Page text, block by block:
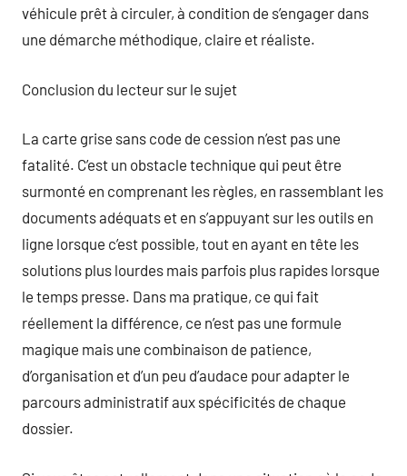
véhicule prêt à circuler, à condition de s’engager dans
une démarche méthodique, claire et réaliste.
Conclusion du lecteur sur le sujet
La carte grise sans code de cession n’est pas une
fatalité. C’est un obstacle technique qui peut être
surmonté en comprenant les règles, en rassemblant les
documents adéquats et en s’appuyant sur les outils en
ligne lorsque c’est possible, tout en ayant en tête les
solutions plus lourdes mais parfois plus rapides lorsque
le temps presse. Dans ma pratique, ce qui fait
réellement la différence, ce n’est pas une formule
magique mais une combinaison de patience,
d’organisation et d’un peu d’audace pour adapter le
parcours administratif aux spécificités de chaque
dossier.